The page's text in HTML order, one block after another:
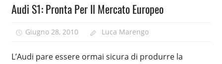
Audi S1: Pronta Per Il Mercato Europeo
Giugno 28, 2010 Luca Marengo
L’Audi pare essere ormai sicura di produrre la